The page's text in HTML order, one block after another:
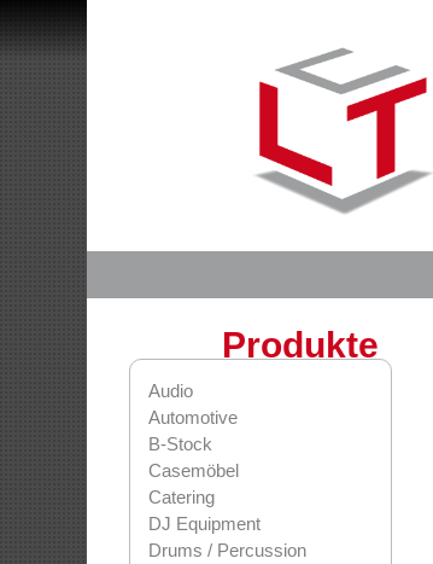
Produkte
Audio
Automotive
B-Stock
Casemöbel
Catering
DJ Equipment
Drums / Percussion